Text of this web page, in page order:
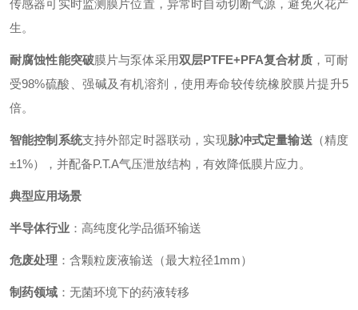
传感器可实时监测膜片位置，异常时自动切断气源，避免火花产
生。
耐腐蚀性能突破膜片与泵体采用双层PTFE+PFA复合材质，可耐
受98%硫酸、强碱及有机溶剂，使用寿命较传统橡胶膜片提升5
倍。
智能控制系统支持外部定时器联动，实现脉冲式定量输送 （精度
±1%），并配备P.T.A气压泄放结构，有效降低膜片应力。
典型应用场景
半导体行业 ：高纯度化学品循环输送
危废处理 ：含颗粒废液输送（最大粒径1mm）
制药领域 ：无菌环境下的药液转移